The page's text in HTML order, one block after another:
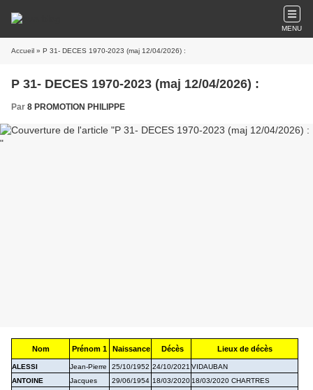
MENU
Accueil » P 31- DECES 1970-2023 (maj 12/04/2026) :
P 31- DECES 1970-2023 (maj 12/04/2026) :
Par 8 PROMOTION PHILIPPE
Nom Prénom 1 Naissance Décès Lieux de décès
ALESSI Jean-Pierre 25/10/1952 24/10/2021 VIDAUBAN
ANTOINE
Jacques 29/06/1954 18/03/2020 18/03/2020 CHARTRES